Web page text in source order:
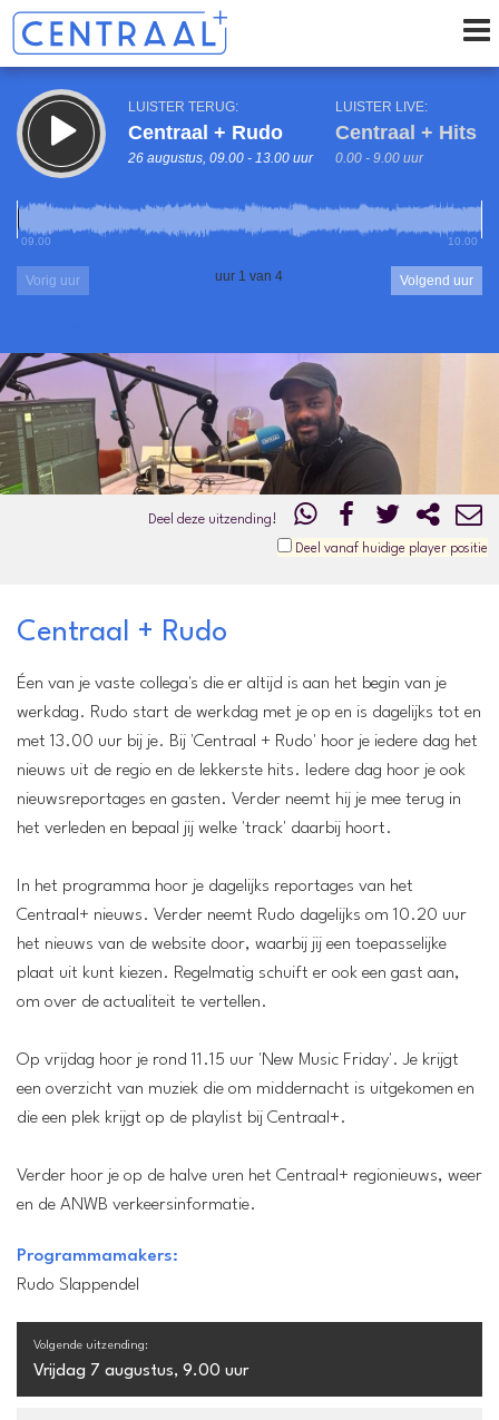
LUISTER TERUG:
Centraal + Rudo
26 augustus, 09.00 - 13.00 uur
LUISTER LIVE:
Centraal + Hits
0.00 - 9.00 uur
09.00 10.00
Vorig uur uur 1 van 4 Volgend uur
Deel deze uitzending!
Deel vanaf huidige player positie
Centraal + Rudo
Éen van je vaste collega's die er altijd is aan het begin van je
werkdag. Rudo start de werkdag met je op en is dagelijks tot en
met 13.00 uur bij je. Bij 'Centraal + Rudo' hoor je iedere dag het
nieuws uit de regio en de lekkerste hits. Iedere dag hoor je ook
nieuwsreportages en gasten. Verder neemt hij je mee terug in
het verleden en bepaal jij welke 'track' daarbij hoort.
In het programma hoor je dagelijks reportages van het
Centraal+ nieuws. Verder neemt Rudo dagelijks om 10.20 uur
het nieuws van de website door, waarbij jij een toepasselijke
plaat uit kunt kiezen. Regelmatig schuift er ook een gast aan,
om over de actualiteit te vertellen.
Op vrijdag hoor je rond 11.15 uur 'New Music Friday'. Je krijgt
een overzicht van muziek die om middernacht is uitgekomen en
die een plek krijgt op de playlist bij Centraal+.
Verder hoor je op de halve uren het Centraal+ regionieuws, weer
en de ANWB verkeersinformatie.
Programmamakers:
Rudo Slappendel
Volgende uitzending:
Vrijdag 7 augustus, 9.00 uur